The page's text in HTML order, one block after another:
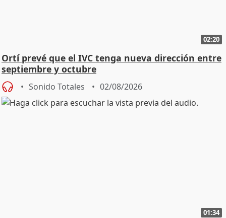
02:20
Ortí prevé que el IVC tenga nueva dirección entre
septiembre y octubre
Sonido Totales 02/08/2026
01:34